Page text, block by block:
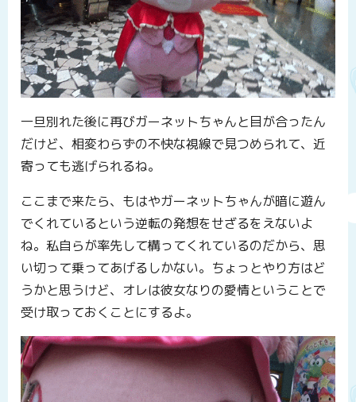
一旦別れた後に再びガーネットちゃんと目が合ったん
だけど、相変わらずの不快な視線で見つめられて、近
寄っても逃げられるね。
ここまで来たら、もはやガーネットちゃんが暗に遊ん
でくれているという逆転の発想をせざるをえないよ
ね。私自らが率先して構ってくれているのだから、思
い切って乗ってあげるしかない。ちょっとやり方はど
うかと思うけど、オレは彼女なりの愛情ということで
受け取っておくことにするよ。